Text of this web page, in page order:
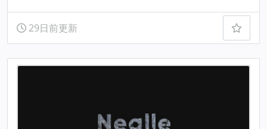
29日前更新